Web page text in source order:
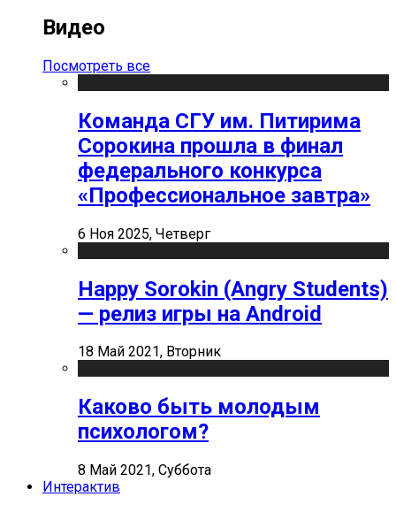
Видео
Посмотреть все
Команда СГУ им. Питирима
Сорокина прошла в финал
федерального конкурса
«Профессиональное завтра»
6 Ноя 2025, Четверг
Happy Sorokin (Angry Students)
— релиз игры на Android
18 Май 2021, Вторник
Каково быть молодым
психологом?
8 Май 2021, Суббота
Интерактив